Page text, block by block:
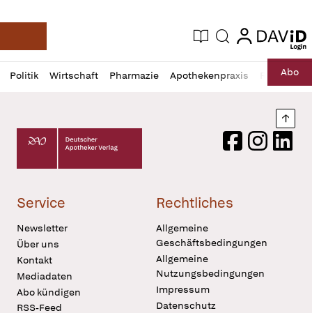
Deutsche Apotheker Zeitung
Aktuelle Ausgabe
Suche login
login
Politik Wirtschaft Pharmazie Apothekenpraxis RechtAbo
Profil
öffnen
Daz
Pur
Deutscher Apotheker Verlag Logo
FacebookInstagram
Service
Newsletter
Über uns
Kontakt
Mediadaten
Abo kündigen
RSS-Feed
Rechtliches
Allgemeine
Geschäftsbedingungen
Allgemeine
Nutzungsbedingungen
Impressum
Datenschutz